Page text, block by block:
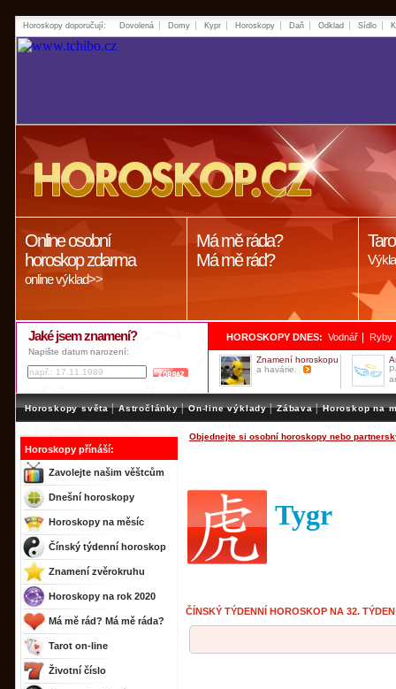
Horoskopy doporučují: Dovolená Domy Kypr Horoskopy Daň Odklad Sídlo
Online osobní
horoskop zdarma
online výklad>>
Má mě ráda?
Má mě rád?
Jaké jsem znamení?
Napište datum narození:
HOROSKOPY DNES: Vodnář Ryby
Znamení horoskopu
a havárie.
Horoskopy světa | Astročlánky | On-line výklady | Zábava | Horoskop na
Horoskopy přínáší:
Zavolejte našim věštcům
Dnešní horoskopy
Horoskopy na měsíc
Čínský týdenní horoskop
Znamení zvěrokruhu
Horoskopy na rok 2020
Má mě rád? Má mě ráda?
Tarot on-line
Životní číslo
Objednejte si osobní horoskopy nebo
Tygr
ČÍNSKÝ TÝDENNÍ HOROSKOP NA 32.